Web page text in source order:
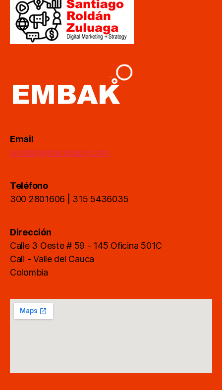
Email
sroldan@brandquity.com
Teléfono
300 2801606 | 315 5436035
Dirección
Calle 3 Oeste # 59 - 145 Oficina 501C
Cali - Valle del Cauca
Colombia